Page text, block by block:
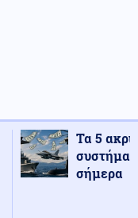
Τα 5
σήμερα